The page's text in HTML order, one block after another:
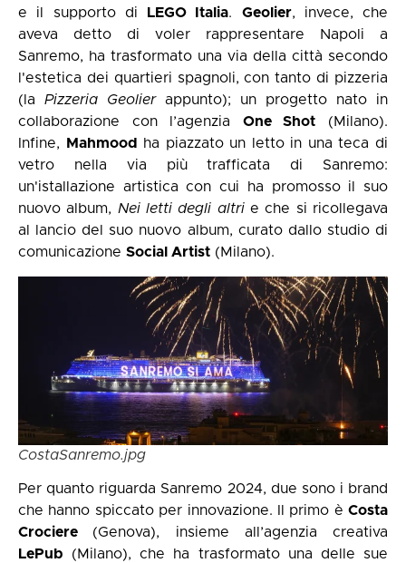
e il supporto di
LEGO Italia. Geolier, invece, che
aveva detto di voler rappresentare Napoli a
Sanremo, ha trasformato una via della città secondo
l'estetica dei quartieri spagnoli, con tanto di pizzeria
(la Pizzeria Geolierappunto); un progetto nato in
collaborazione con l’agenzia One Shot (Milano).
Infine,
Mahmood
ha piazzato un letto in una teca di
vetro nella via più trafficata di Sanremo:
un'istallazione artistica con cui ha promosso il suo
nuovo album, Nei letti degli altrie che si ricollegava
al lancio del suo nuovo album, curato dallo studio di
comunicazione Social Artist (Milano).
CostaSanremo.jpg
Per quanto riguarda Sanremo 2024, due sono i brand
che hanno spiccato per innovazione. Il primo è Costa
Crociere (Genova), insieme all’agenzia creativa
LePub (Milano), che ha trasformato una delle sue